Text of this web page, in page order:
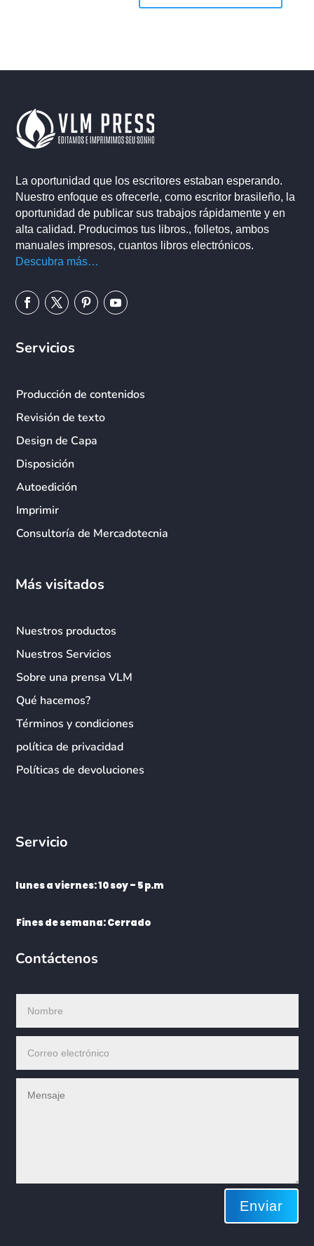
La oportunidad que los escritores estaban esperando.
Nuestro enfoque es ofrecerle, como escritor brasileño, la
oportunidad de publicar sus trabajos rápidamente y en
alta calidad. Producimos tus libros., folletos, ambos
manuales impresos, cuantos libros electrónicos.
Descubra más…
Servicios
Producción de contenidos
Revisión de texto
Design de Capa
Disposición
Autoedición
Imprimir
Consultoría de Mercadotecnia
Más visitados
Nuestros productos
Nuestros Servicios
Sobre una prensa VLM
Qué hacemos?
Términos y condiciones
política de privacidad
Políticas de devoluciones
Servicio
lunes a viernes: 10 soy – 5 p.m
Fines de semana: Cerrado
Contáctenos
Enviar
Utilizamos cookies en nuestro sitio web para brindarle la
experiencia más relevante recordando sus preferencias y